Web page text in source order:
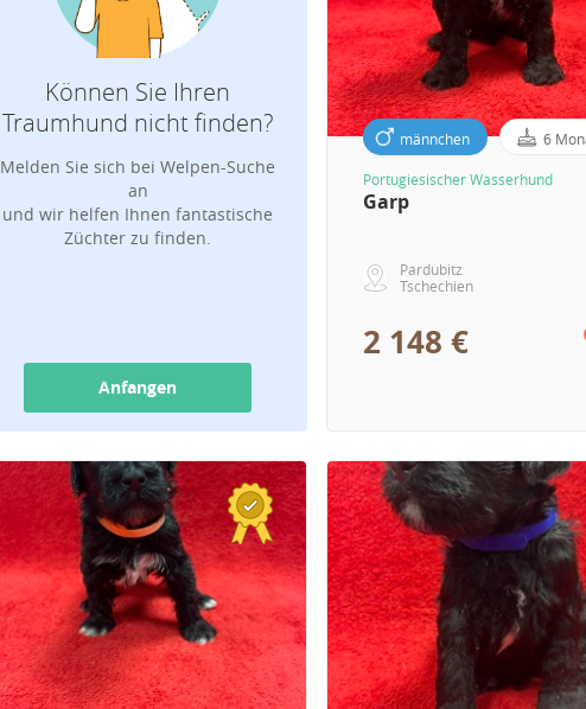
Können Sie Ihren
Traumhund nicht finden?
Melden Sie sich bei Welpen-Suche
an
und wir helfen Ihnen fantastische
Züchter zu finden.
Welche Rasse suchen Sie?
E-Mail-Adresse für
Anfangen
männchen 6
Portugiesischer Wasserhund
Garp
Pardubitz
Tschechien
2 148 €